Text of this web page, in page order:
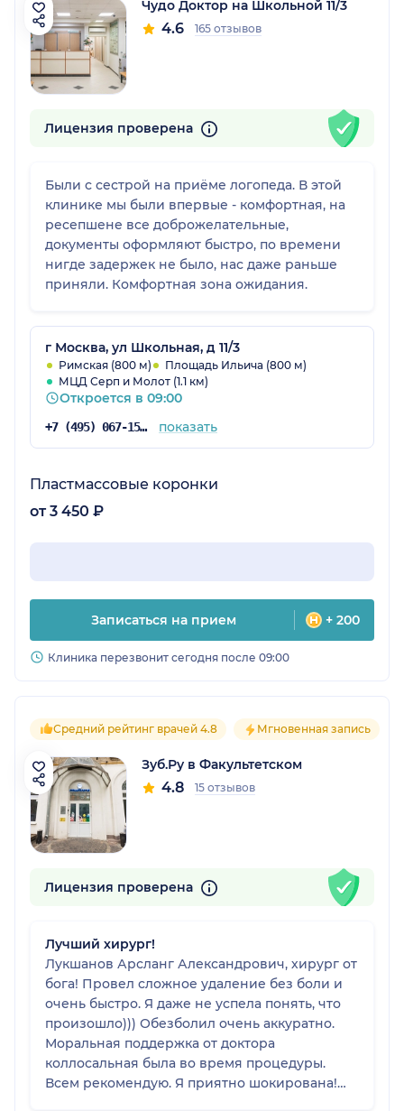
Чудо Доктор на Школьной 11/3
4.6 165 отзывов
Лицензия проверена
Были с сестрой на приёме логопеда. В этой
клинике мы были впервые - комфортная, на
ресепшене все доброжелательные,
документы оформляют быстро, по времени
нигде задержек не было, нас даже раньше
приняли. Комфортная зона ожидания.
г Москва, ул Школьная, д 11/3
Римская (800 м)
Площадь Ильича (800 м)
МЦД Серп и Молот (1.1 км)
Откроется в 09:00
+7 (495) 067-15-02 показать
Пластмассовые коронки
от 3 450 ₽
Записаться на прием + 200
Клиника перезвонит сегодня после 09:00
Средний рейтинг врачей 4.8 Мгновенная запись
Зуб.Ру в Факультетском
4.8 15 отзывов
Лицензия проверена
Лучший хирург!
Лукшанов Арсланг Александрович, хирург от
бога! Провел сложное удаление без боли и
очень быстро. Я даже не успела понять, что
произошло))) Обезболил очень аккуратно.
Моральная поддержка от доктора
коллосальная была во время процедуры.
Всем рекомендую. Я приятно шокирована!